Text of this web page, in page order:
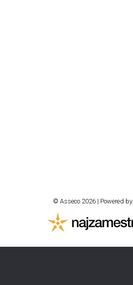
© Asseco 2026 | Powered by